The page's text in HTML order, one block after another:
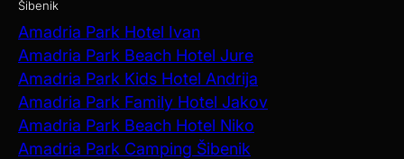
Šibenik
Amadria Park Hotel Ivan
Amadria Park Beach Hotel Jure
Amadria Park Kids Hotel Andrija
Amadria Park Family Hotel Jakov
Amadria Park Beach Hotel Niko
Amadria Park Camping Šibenik